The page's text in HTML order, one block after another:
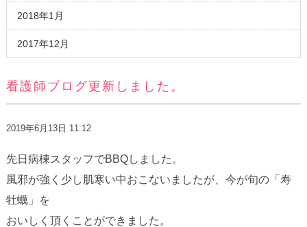
2018年1月
2017年12月
看護師ブログ更新しました。
2019年6月13日 11:12
先日病棟スタッフでBBQしました。
風邪が強く少し肌寒い中おこないましたが、今が旬の「寿
牡蠣」を
おいしく頂くことができました。